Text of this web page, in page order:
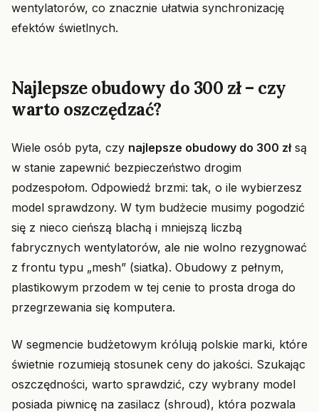
wentylatorów, co znacznie ułatwia synchronizację
efektów świetlnych.
Najlepsze obudowy do 300 zł – czy
warto oszczędzać?
Wiele osób pyta, czy najlepsze obudowy do 300 złsą
w stanie zapewnić bezpieczeństwo drogim
podzespołom. Odpowiedź brzmi: tak, o ile wybierzesz
model sprawdzony. W tym budżecie musimy pogodzić
się z nieco cieńszą blachą i mniejszą liczbą
fabrycznych wentylatorów, ale nie wolno rezygnować
z frontu typu „mesh” (siatka). Obudowy z pełnym,
plastikowym przodem w tej cenie to prosta droga do
przegrzewania się komputera.
W segmencie budżetowym królują polskie marki, które
świetnie rozumieją stosunek ceny do jakości. Szukając
oszczędności, warto sprawdzić, czy wybrany model
posiada piwnicę na zasilacz (shroud), która pozwala